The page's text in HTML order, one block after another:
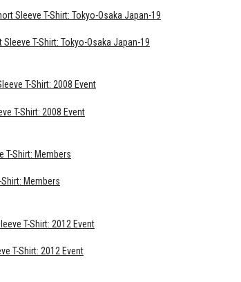
Sleeve T-Shirt: Tokyo-Osaka Japan-19
T-Shirt: 2008 Event
Shirt: Members
T-Shirt: 2012 Event